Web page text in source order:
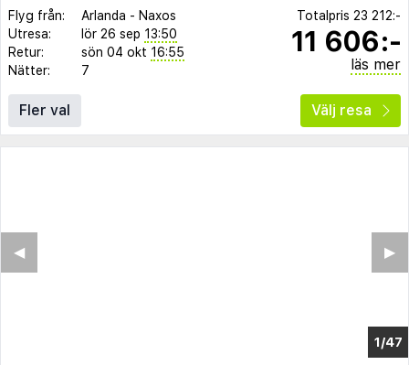
Flyg från: Arlanda - Naxos
Utresa:
lör 26 sep 13:50
Retur:
sön 04 okt 16:55
Nätter:
7
Totalpris 23 212:-
11 606:-
läs mer
Fler val Välj resa
1/39
▶︎
◀︎